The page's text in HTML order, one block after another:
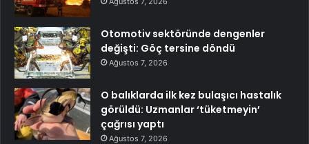
Otomotiv sektöründe dengenler
değişti: Göç tersine döndü
Ağustos 7, 2026
O balıklarda ilk kez bulaşıcı hastalık
görüldü: Uzmanlar ‘tüketmeyin’
çağrısı yaptı
Ağustos 7, 2026